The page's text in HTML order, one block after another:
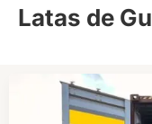
Latas de